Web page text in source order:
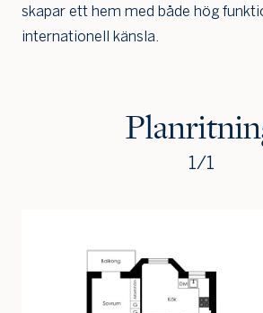
skapar ett hem med både hög
internationell känsla.
1/1